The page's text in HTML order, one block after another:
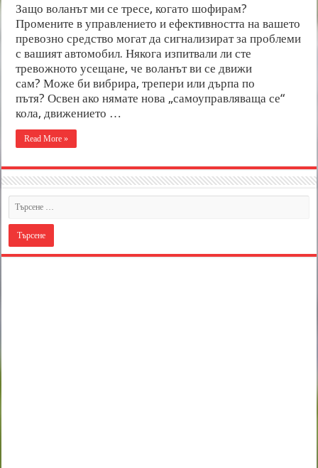
Защо воланът ми се тресе, когато шофирам?
Промените в управлението и ефективността на вашето
превозно средство могат да сигнализират за проблеми
с вашият автомобил. Някога изпитвали ли сте
тревожното усещане, че воланът ви се движи
сам? Може би вибрира, трепери или дърпа по
пътя? Освен ако нямате нова „самоуправляваща се“
кола, движението …
Read More »